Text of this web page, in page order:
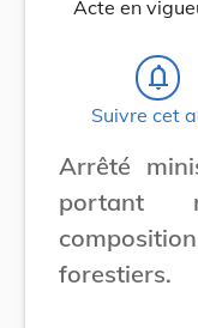
Acte en
notifications_none
Suivre cet
Arrêté
portant
forestiers.